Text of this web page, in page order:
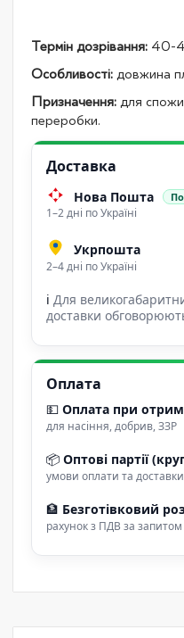
Термін дозрівання: 40-
Особливості: довжина
Призначення: для
переробки.
Доставка
Нова Пошта
1–2 дні по Україні
Укрпошта
2–4 дні по Україні
ℹ Для
доставки
Оплата
💵 Оплата при
для насіння, добрив, ЗЗР
📦 Оптові партії
умови оплати та
🏦 Безготівковий
рахунок з ПДВ за запитом